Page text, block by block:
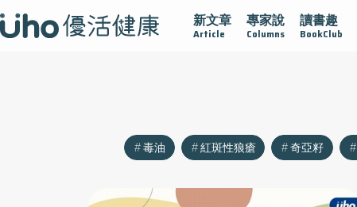
新文章
Article
專家說
Columns
讀書趣
BookClub
黏 守護腺在 疫情保衛戰 再生醫學 愛的未來視
毒油 紅斑性狼瘡 奇亞籽